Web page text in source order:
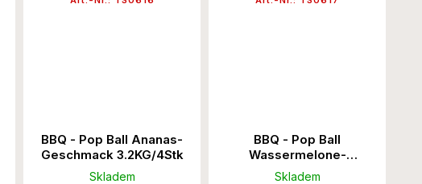
BBQ - Pop Ball Ananas-
Geschmack 3.2KG/4Stk
Skladem
BBQ - Pop Ball
Wassermelone-
Geschmack 3.2KG/4Stk
Skladem